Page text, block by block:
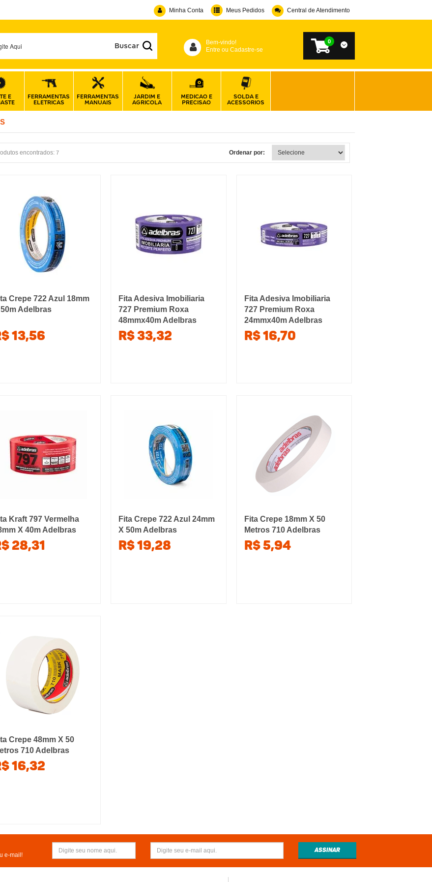
Minha Conta Meus Pedidos Central de Atendimento
Bem-vindo!
Entre ou Cadastre-se
0
E
FERRAMENTAS
ELETRICAS
FERRAMENTAS
MANUAIS
JARDIM E
AGRICOLA
MEDICAO E
PRECISAO
SOLDA E
ACESSORIOS
encontrados: 7 Ordenar por:
Crepe 722 Azul 18mm
Adelbras
13,56
Fita Adesiva Imobiliaria
727 Premium Roxa
48mmx40m Adelbras
R$ 33,32
Fita Adesiva Imobiliaria
727 Premium Roxa
24mmx40m Adelbras
R$ 16,70
Kraft 797 Vermelha
X 40m Adelbras
28,31
Fita Crepe 722 Azul 24mm
X 50m Adelbras
R$ 19,28
Fita Crepe 18mm X 50
Metros 710 Adelbras
R$ 5,94
Crepe 48mm X 50
710 Adelbras
16,32
e-mail!